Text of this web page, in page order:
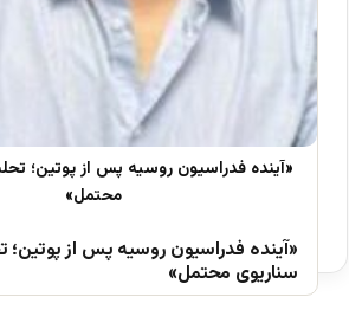
«آینده فدراسیون روسیه پس از پوتین؛
سناریوی محتمل»